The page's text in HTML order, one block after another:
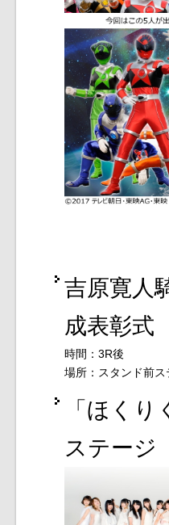
吉原寛人
成表彰式
時間：3R後
場所：スタンド前ス
「ほくり
ステージ